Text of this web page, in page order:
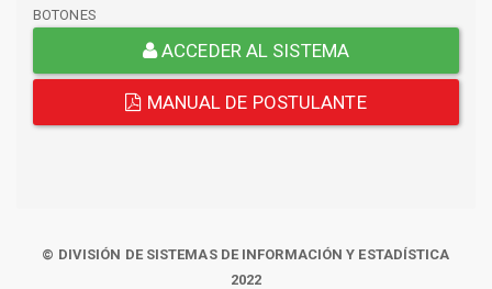
BOTONES
ACCEDER AL SISTEMA
MANUAL DE POSTULANTE
© DIVISIÓN DE SISTEMAS DE INFORMACIÓN Y ESTADÍSTICA
2022